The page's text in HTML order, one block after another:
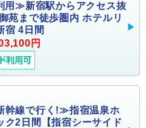
≫新宿駅からアクセス抜
苑まで徒歩圏内 ホテルリ
宿 4日間
円
幹線で行く!≫指宿温泉ホ
ク2日間【指宿シーサイド